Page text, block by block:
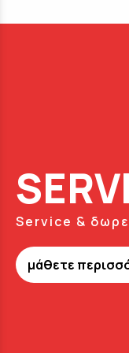
Service &
μάθετε